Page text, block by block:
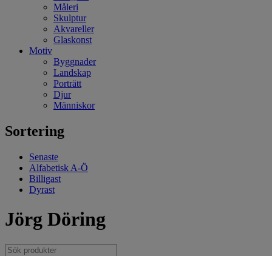
Måleri
Skulptur
Akvareller
Glaskonst
Motiv
Byggnader
Landskap
Porträtt
Djur
Människor
Sortering
Senaste
Alfabetisk A-Ö
Billigast
Dyrast
Jörg Döring